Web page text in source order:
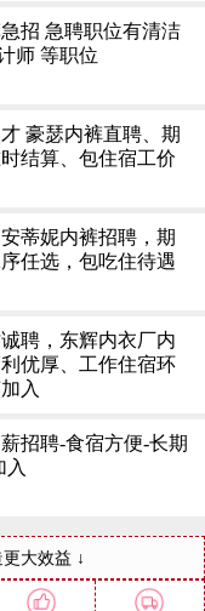
招 急聘职位有清洁
师 等职位
豪瑟内裤直聘、期
结算、包住宿工价
蒂妮内裤招聘，期
任选，包吃住待遇
聘，东辉内衣厂内
优厚、工作住宿环
入
招聘-食宿方便-长期
入
大效益 ↓